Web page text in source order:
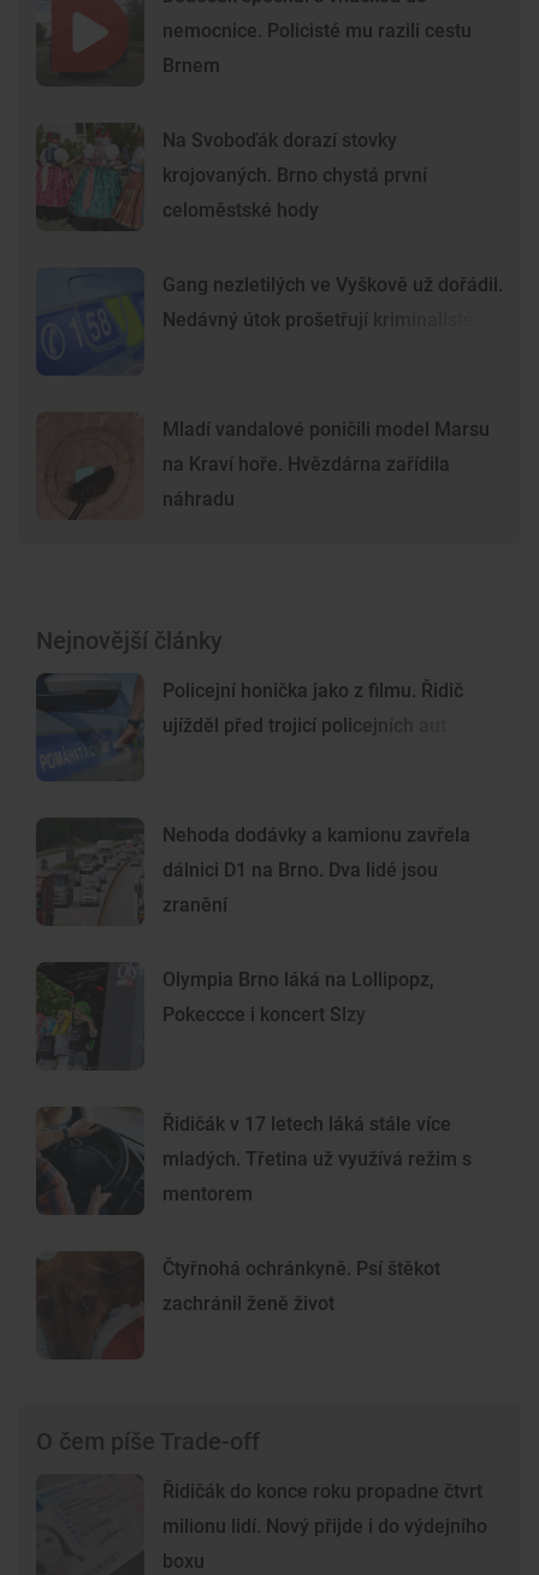
nemocnice. Policisté mu razili cestu
Brnem
Na Svoboďák dorazí stovky
krojovaných. Brno chystá první
celoměstské hody
Gang nezletilých ve Vyškově už dořádil.
Nedávný útok prošetřují kriminalisté
Mladí vandalové poničili model Marsu
na Kraví hoře. Hvězdárna zařídila
náhradu
Nejnovější články
Policejní honička jako z filmu. Řidič
ujížděl před trojicí policejních aut
Nehoda dodávky a kamionu zavřela
dálnici D1 na Brno. Dva lidé jsou
zranění
Olympia Brno láká na Lollipopz,
Pokeccce i koncert Slzy
Řidičák v 17 letech láká stále více
mladých. Třetina už využívá režim s
mentorem
Čtyřnohá ochránkyně. Psí štěkot
zachránil ženě život
O čem píše Trade-off
Řidičák do konce roku propadne čtvrt
milionu lidí. Nový přijde i do výdejního
boxu